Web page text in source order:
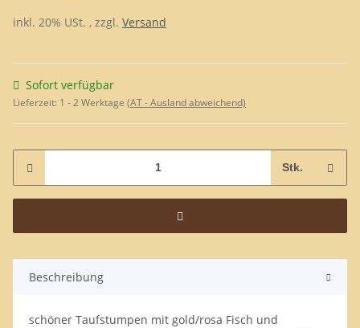
inkl. 20% USt. , zzgl. Versand
Sofort verfügbar
Lieferzeit: 1 - 2 Werktage (AT - Ausland abweichend)
Stk.
Beschreibung
schöner Taufstumpen mit gold/rosa Fisch und